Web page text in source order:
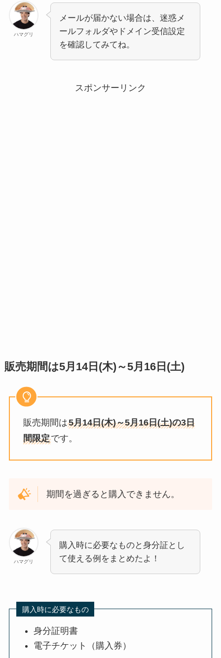
ハマグリ
メールが届かない場合は、迷惑メ
ールフォルダやドメイン受信設定
を確認してみてね。
スポンサーリンク
販売期間は5月14日(木)～5月16日(土)
販売期間は5月14日(木)～5月16日(土)の3日
間限定です。
期間を過ぎると購入できません。
ハマグリ
購入時に必要なものと身分証とし
て使える例をまとめたよ！
購入時に必要なもの
身分証明書
電子チケット（購入券）